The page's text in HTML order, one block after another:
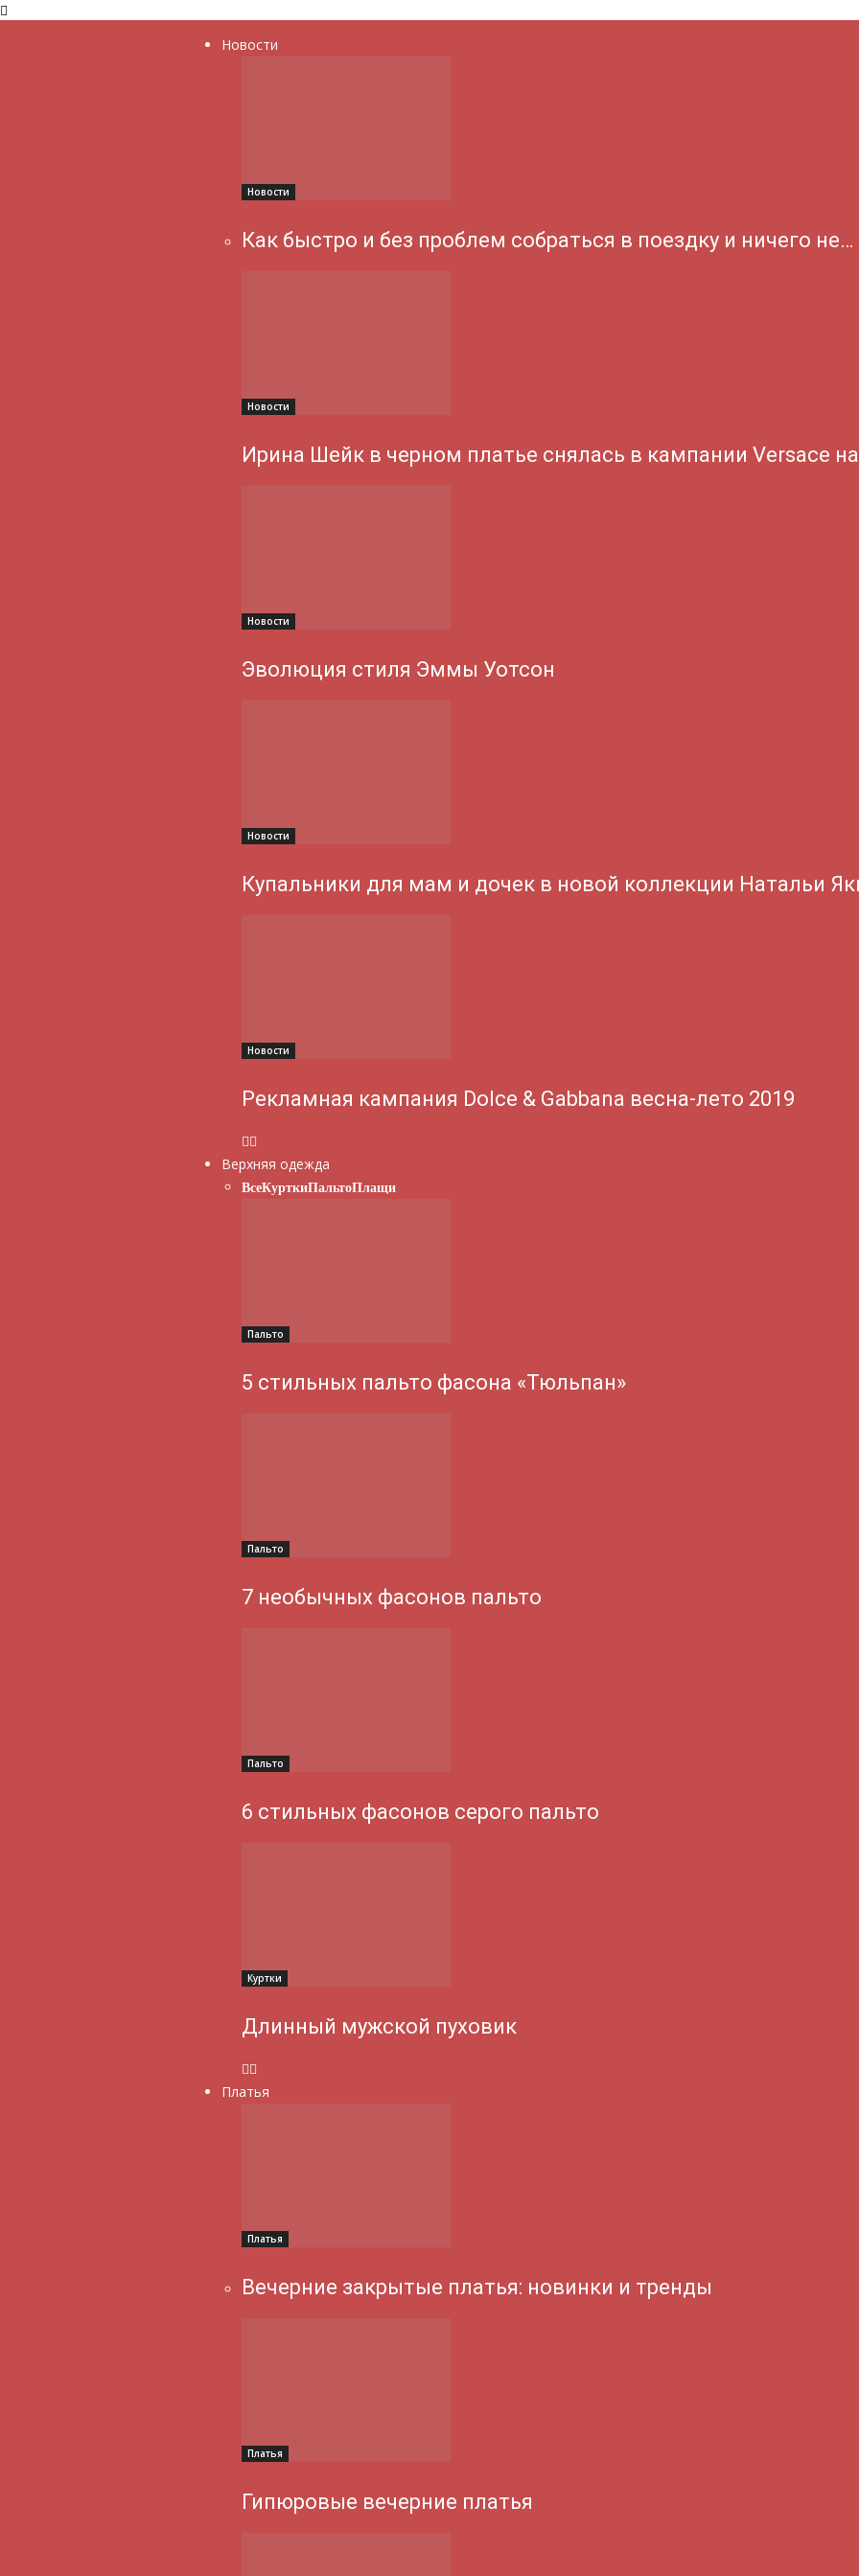
Новости
Новости
Как быстро и без проблем собраться в поездку и ничего не…
Новости
Ирина Шейк в черном платье снялась в кампании Versace
Новости
Эволюция стиля Эммы Уотсон
Новости
Купальники для мам и дочек в новой коллекции Натальи
Новости
Рекламная кампания Dolce & Gabbana весна-лето 2019
Верхняя одежда
ВсеКурткиПальтоПлащи
Пальто
5 стильных пальто фасона «Тюльпан»
Пальто
7 необычных фасонов пальто
Пальто
6 стильных фасонов серого пальто
Куртки
Длинный мужской пуховик
Платья
Платья
Вечерние закрытые платья: новинки и тренды
Платья
Гипюровые вечерние платья